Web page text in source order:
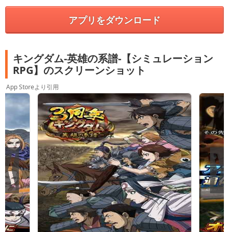
アプリをダウンロード
キングダム-英雄の系譜-【シミュレーション
RPG】のスクリーンショット
App Storeより引用